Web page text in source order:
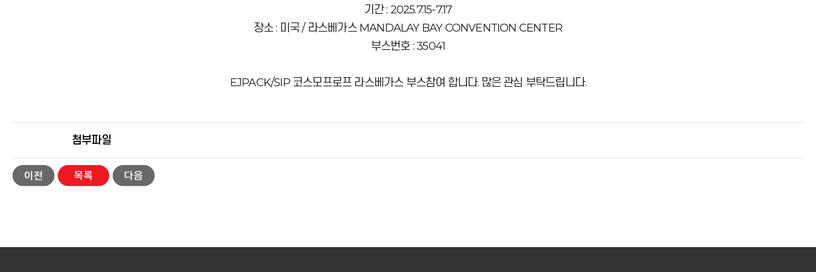
기간 : 2025.7.15-7.17
장소 : 미국 / 라스베가스 MANDALAY BAY CONVENTION CENTER
부스번호 : 35041
EJPACK/SIP 코스모프로프 라스베가스 부스참여 합니다. 많은 관심 부탁드립니다.
첨부파일